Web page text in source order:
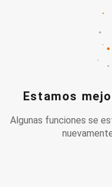
Estamos
Algunas funciones se